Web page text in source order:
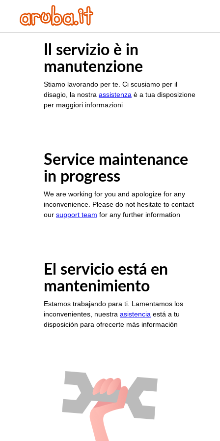
Il servizio è in
manutenzione
Stiamo lavorando per te. Ci scusiamo per il
disagio, la nostra assistenza è a tua disposizione
per maggiori informazioni
Service maintenance
in progress
We are working for you and apologize for any
inconvenience. Please do not hesitate to contact
our support team for any further information
El servicio está en
mantenimiento
Estamos trabajando para ti. Lamentamos los
inconvenientes, nuestra asistencia está a tu
disposición para ofrecerte más información